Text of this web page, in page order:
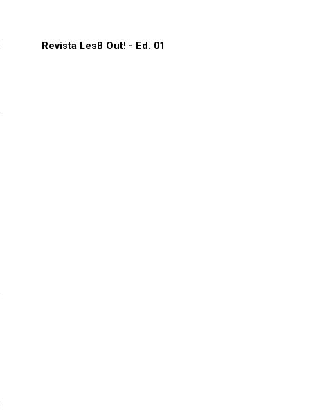
Revista LesB Out! - Ed. 01